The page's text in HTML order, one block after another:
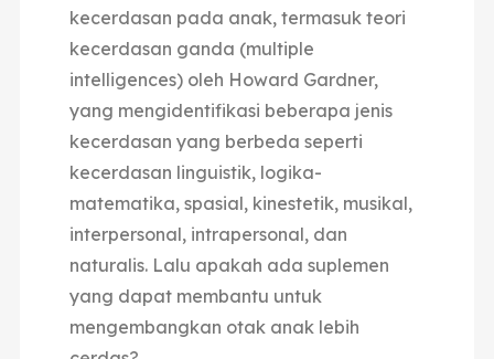
kecerdasan pada anak, termasuk teori
kecerdasan ganda (multiple
intelligences) oleh Howard Gardner,
yang mengidentifikasi beberapa jenis
kecerdasan yang berbeda seperti
kecerdasan linguistik, logika-
matematika, spasial, kinestetik, musikal,
interpersonal, intrapersonal, dan
naturalis. Lalu apakah ada suplemen
yang dapat membantu untuk
mengembangkan otak anak lebih